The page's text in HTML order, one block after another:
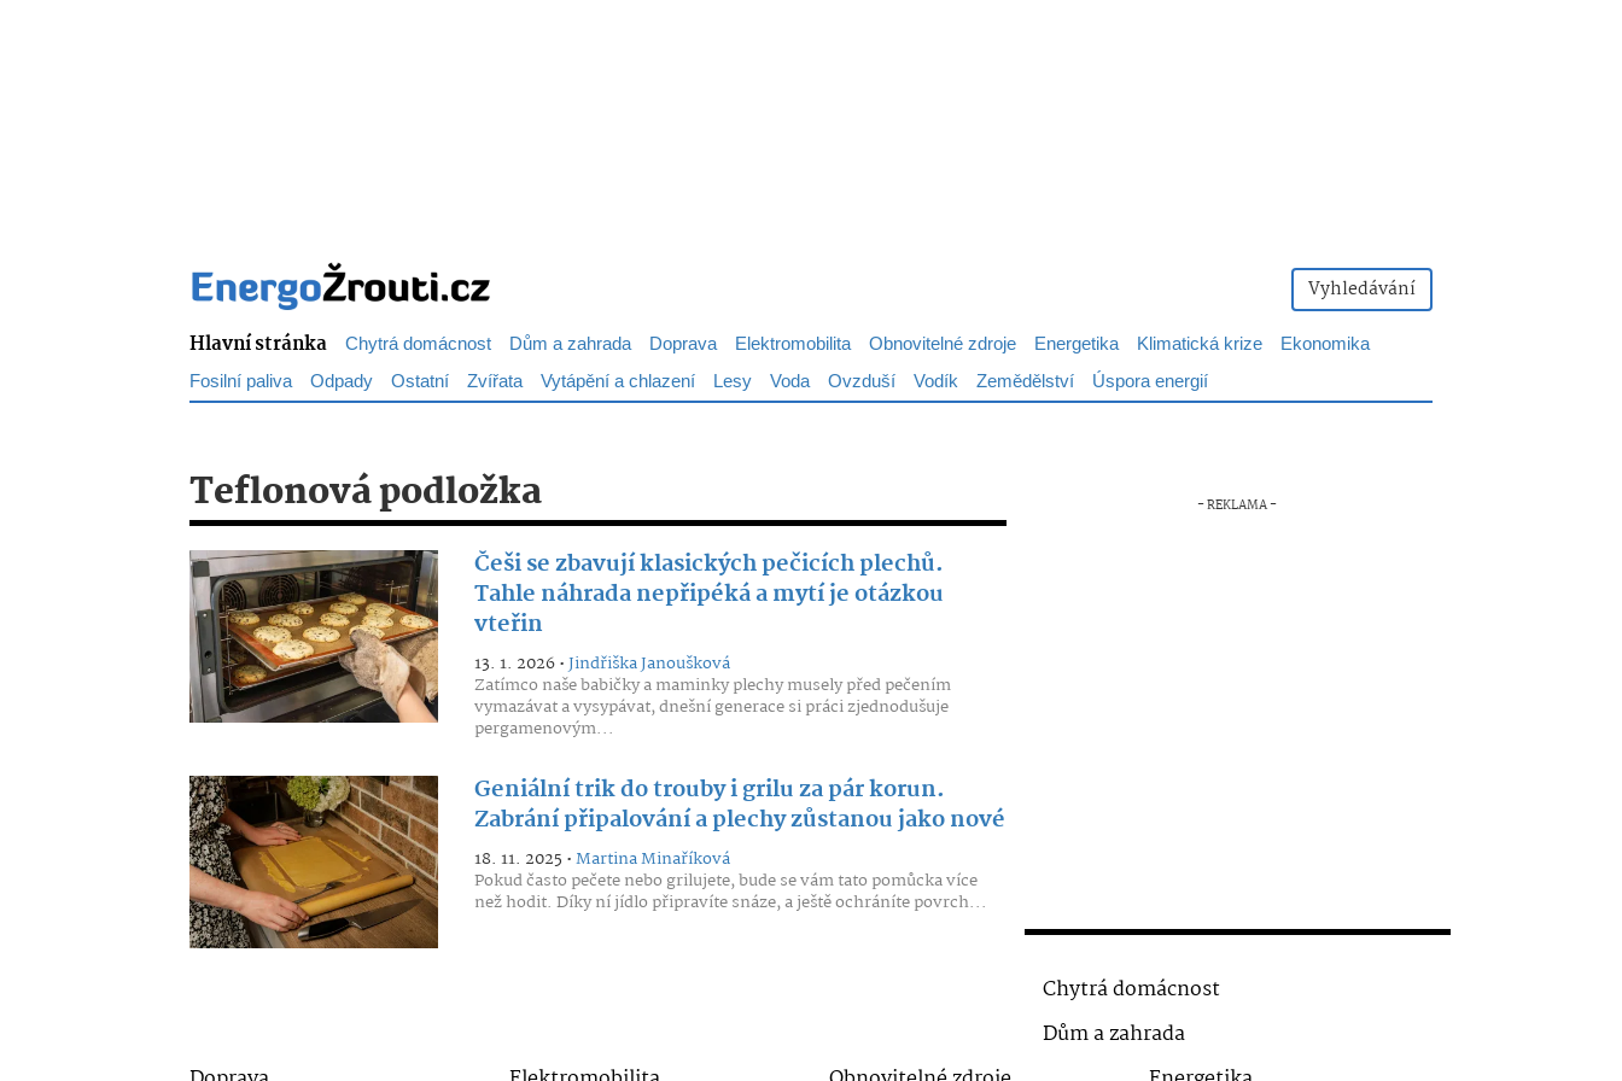
Vyhledávání
Hlavní stránka Chytrá domácnost Dům a zahrada Doprava Elektromobilita Obnovitelné zdroje Energetika Klimatická krize
Ekonomika
Fosilní paliva Odpady Ostatní Zvířata Vytápění a chlazení Lesy Voda Ovzduší Vodík Zemědělství Úspora energií
Teflonová podložka
Češi se zbavují klasických pečicích plechů.
Tahle náhrada nepřipéká a mytí je otázkou
vteřin
13. 1. 2026 •Jindřiška Janoušková
Zatímco naše babičky a maminky plechy musely před pečením
vymazávat a vysypávat, dnešní generace si práci zjednodušuje
pergamenovým...
Geniální trik do trouby i grilu za pár korun.
Zabrání připalování a plechy zůstanou jako nové
18. 11. 2025 •Martina Minaříková
Pokud často pečete nebo grilujete, bude se vám tato pomůcka více
než hodit. Díky ní jídlo připravíte snáze, a ještě ochráníte povrch...
Chytrá domácnost
Dům a zahrada